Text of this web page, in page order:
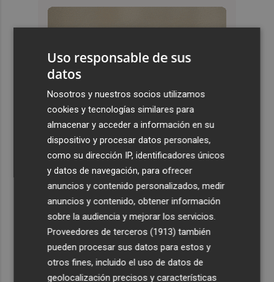
Uso responsable de sus
datos
Nosotros y nuestros socios utilizamos
cookies y tecnologías similares para
almacenar y acceder a información en su
dispositivo y procesar datos personales,
como su dirección IP, identificadores únicos
y datos de navegación, para ofrecer
anuncios y contenido personalizados, medir
anuncios y contenido, obtener información
sobre la audiencia y mejorar los servicios.
Proveedores de terceros (1913) también
pueden procesar sus datos para estos y
otros fines, incluido el uso de datos de
geolocalización precisos y características